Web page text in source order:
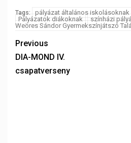
Tags: pályázat általános iskolásoknak
Pályázatok diákoknak
színházi
Weöres Sándor Gyermekszínjátszó
Previous
DIA-MOND IV.
csapatverseny